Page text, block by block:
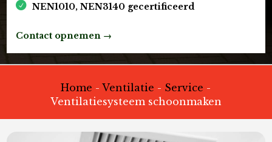
NEN1010, NEN3140 gecertificeerd
Contact opnemen →
Home -Ventilatie - Service -
Ventilatiesysteem schoonmaken